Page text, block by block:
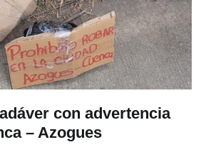
con advertencia
– Azogues